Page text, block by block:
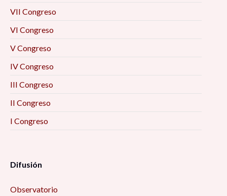
10:00 am
Breve reflexión sobre por qué abolir la
prostitución, 10:00 am
resultados de un estudio de caso en Zacatecas,
10:00 am
El proyecto de investigación desde la
Un foro para cuidar, 10:00 am
VII Congreso
VI Congreso
V Congreso
IV Congreso
III Congreso
II Congreso
I Congreso
Difusión
Observatorio